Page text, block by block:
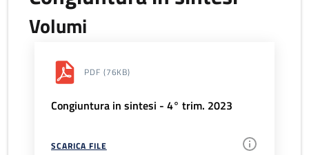
Volumi
PDF (76KB)
Congiuntura in sintesi - 4° trim. 2023
SCARICA FILE